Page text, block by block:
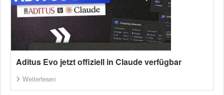
Aditus Evo jetzt offiziell in Claude verfügbar
Weiterlesen